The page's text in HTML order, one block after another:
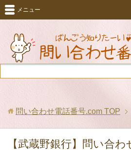
メニュー
問い合わせ電話番号.com TOP
【武蔵野銀行】問い合